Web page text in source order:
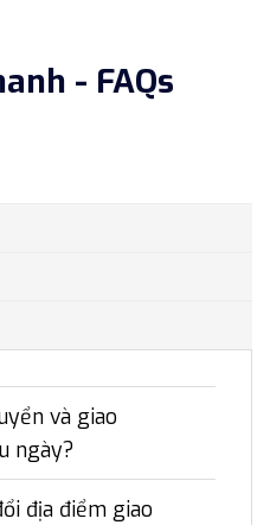
- FAQs
và giao
ngày?
địa điểm giao